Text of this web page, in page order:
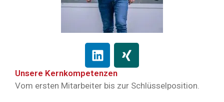
L
i
n
k
X
i
g
Unsere Kernkompetenzen
Vom ersten Mitarbeiter bis zur Schlüsselposition.